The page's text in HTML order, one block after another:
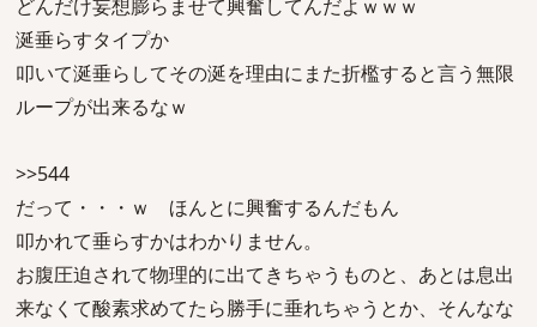
どんだけ妄想膨らませて興奮してんだよｗｗｗ
涎垂らすタイプか
叩いて涎垂らしてその涎を理由にまた折檻すると言う無限
ループが出来るなｗ
>>544
だって・・・ｗ ほんとに興奮するんだもん
叩かれて垂らすかはわかりません。
お腹圧迫されて物理的に出てきちゃうものと、あとは息出
来なくて酸素求めてたら勝手に垂れちゃうとか、そんなな